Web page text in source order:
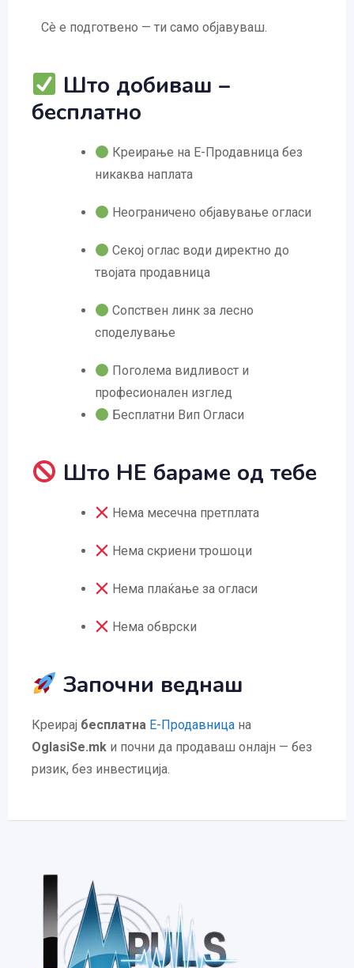
Сè е подготвено — ти само објавуваш.
Што добиваш –
бесплатно
Креирање на Е-Продавница без
никаква наплата
Неограничено објавување огласи
Секој оглас води директно до
твојата продавница
Сопствен линк за лесно
споделување
Поголема видливост и
професионален изглед
Бесплатни Вип Огласи
Што НЕ бараме од тебе
Нема месечна претплата
Нема скриени трошоци
Нема плаќање за огласи
Нема обврски
Започни веднаш
Креирај бесплатна Е-Продавница на
OglasiSe.mk и почни да продаваш онлајн — без
ризик, без инвестиција.